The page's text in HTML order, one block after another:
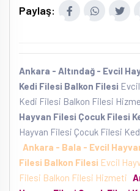
Paylaş:
Ankara - Altındağ - Evcil
Kedi Filesi Balkon Filesi
Kedi Filesi Balkon Filesi
Hayvan Filesi Çocuk Filesi
Hayvan Filesi Çocuk Filesi
Ankara - Bala - Evcil
Filesi Balkon Filesi Evcil
Filesi Balkon Filesi Hizmeti